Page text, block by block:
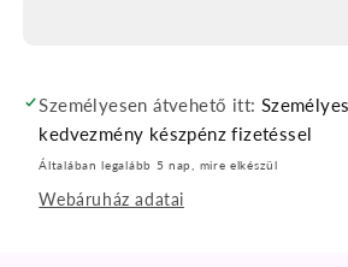
Személyesen átvehető itt:
kedvezmény készpénz fizetéssel
Általában legalább 5 nap, mire elkészül
Webáruház adatai